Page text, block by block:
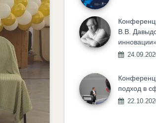
В.В.
подход в